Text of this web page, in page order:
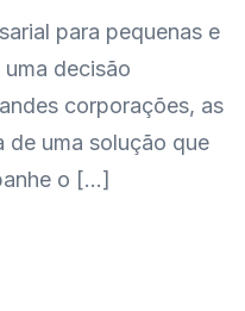
para pequenas e
decisão
corporações, as
de uma solução que
o […]